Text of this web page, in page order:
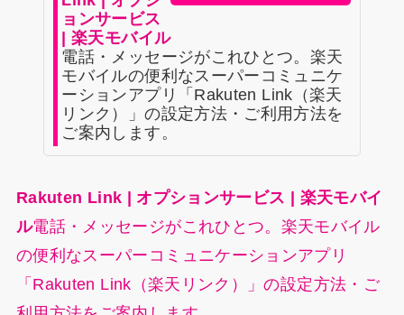
ョンサービス
| 楽天モバイル
電話・メッセージがこれひとつ。楽天
モバイルの便利なスーパーコミュニケ
ーションアプリ「Rakuten Link（楽天
リンク）」の設定方法・ご利用方法を
ご案内します。
Rakuten Link | オプションサービス | 楽天モバイ
ル電話・メッセージがこれひとつ。楽天モバイル
の便利なスーパーコミュニケーションアプリ
「Rakuten Link（楽天リンク）」の設定方法・ご